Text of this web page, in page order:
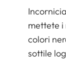
mettete i
colori
sottile